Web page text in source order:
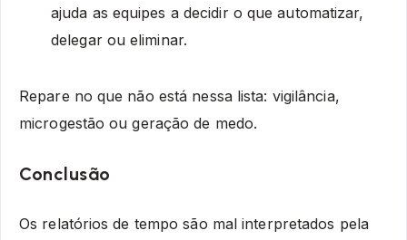
ajuda as equipes a decidir o que automatizar,
delegar ou eliminar.
Repare no que não está nessa lista: vigilância,
microgestão ou geração de medo.
Conclusão
Os relatórios de tempo são mal interpretados pela